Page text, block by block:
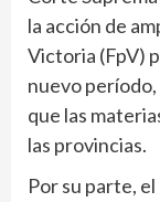
la acción de
Victoria (FpV)
nuevo
que las
las provincias.
Por su parte,